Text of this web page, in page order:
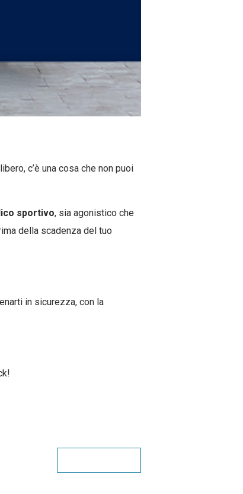
c’è una cosa che non puoi
sportivo, sia agonistico che
della scadenza del tuo
in sicurezza, con la